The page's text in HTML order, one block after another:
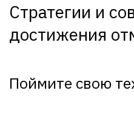
Стратегии и
достижения
Поймите свою